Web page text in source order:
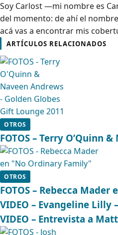
Soy Carlost —mi nombre es
del momento: de ahí el
acá vas a encontrar mis
ARTÍCULOS RELACIONADOS
OTROS
FOTOS – Terry O’Quinn
OTROS
FOTOS – Rebecca
VIDEO – Evangeline Lilly
VIDEO – Entrevista a